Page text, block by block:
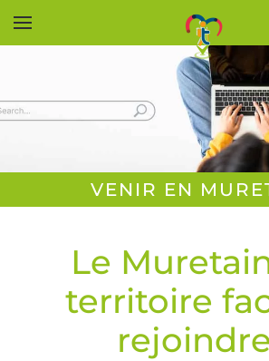
Accéder au contenu principal
VENIR EN
Le
territoire